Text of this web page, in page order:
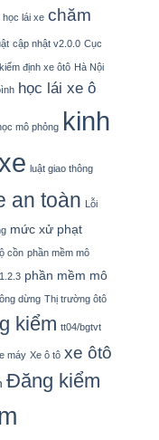
học lái xe chăm
cập nhật v2.0.0 Cục
định xe ôtô Hà Nội
học lái xe ô
mô phỏng kinh
luật giao thông
an toàn Lỗi
mức xử phạt
cồn phần mềm mô
phần mềm mô
dừng Thị trường ôtô
kiểm tt04/bgtvt
máy Xe ô tô xe ôtô
Đăng kiểm